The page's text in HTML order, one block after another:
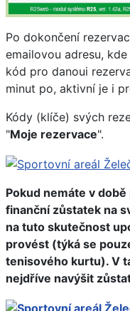
Po dokončení
emailovou adresu,
kód pro danoui
minut po, aktivní je i
Kódy (klíče) svých
"Moje rezervace".
Pokud nemáte v
finanční zůstatek na
na tuto skutečnost
provést (týká se
tenisového kurtu). V
nejdříve navýšit